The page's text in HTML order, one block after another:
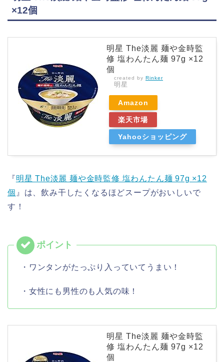
×12個
明星 The淡麗 麺や金時監
修 塩わんたん麺 97g ×12
個
created by Rinker
明星
Amazon
楽天市場
Yahooショッピング
『明星 The淡麗 麺や金時監修 塩わんたん麺 97g ×12
個 』は、飲み干したくなるほどスープがおいしいで
す！
・ワンタンがたっぷり入っていてうまい！
・女性にも男性のも人気の味！
明星 The淡麗 麺や金時監
修 塩わんたん麺 97g ×12
個